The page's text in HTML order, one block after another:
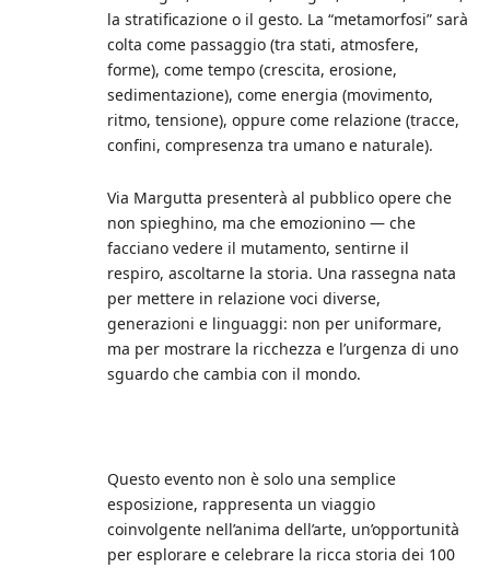
la stratificazione o il gesto. La “metamorfosi” sarà
colta come passaggio (tra stati, atmosfere,
forme), come tempo (crescita, erosione,
sedimentazione), come energia (movimento,
ritmo, tensione), oppure come relazione (tracce,
confini, compresenza tra umano e naturale).
Via Margutta presenterà al pubblico opere che
non spieghino, ma che emozionino — che
facciano vedere il mutamento, sentirne il
respiro, ascoltarne la storia. Una rassegna nata
per mettere in relazione voci diverse,
generazioni e linguaggi: non per uniformare,
ma per mostrare la ricchezza e l’urgenza di uno
sguardo che cambia con il mondo.
Questo evento non è solo una semplice
esposizione, rappresenta un viaggio
coinvolgente nell’anima dell’arte, un’opportunità
per esplorare e celebrare la ricca storia dei 100